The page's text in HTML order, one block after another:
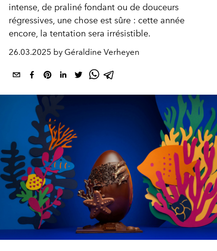
intense, de praliné fondant ou de douceurs
régressives, une chose est sûre : cette année
encore, la tentation sera irrésistible.
26.03.2025 by Géraldine Verheyen